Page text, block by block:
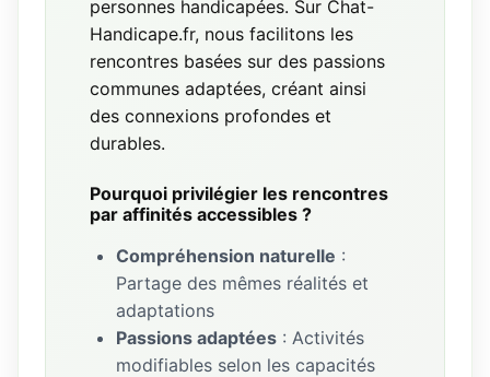
personnes handicapées. Sur Chat-
Handicape.fr, nous facilitons les
rencontres basées sur des passions
communes adaptées, créant ainsi
des connexions profondes et
durables.
Pourquoi privilégier les rencontres
par affinités accessibles ?
Compréhension naturelle :
Partage des mêmes réalités et
adaptations
Passions adaptées : Activités
modifiables selon les capacités